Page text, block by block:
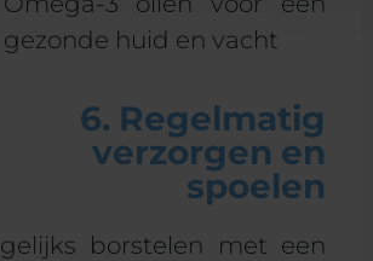
gezonde huid en vacht
6. Regelmatig
verzorgen en
spoelen
borstelen met een